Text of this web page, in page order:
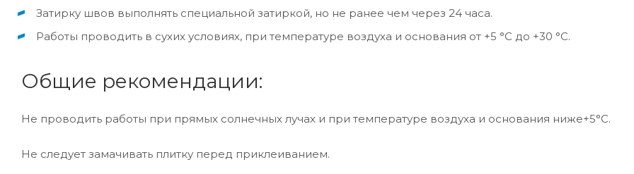
Затирку швов выполнять специальной затиркой, но не ранее чем через 24 часа.
Работы проводить в сухих условиях, при температуре воздуха и основания от +5 °С до +30 °С.
Общие рекомендации:
Не проводить работы при прямых солнечных лучах и при температуре воздуха и основания ниже+5°С.
Не следует замачивать плитку перед приклеиванием.